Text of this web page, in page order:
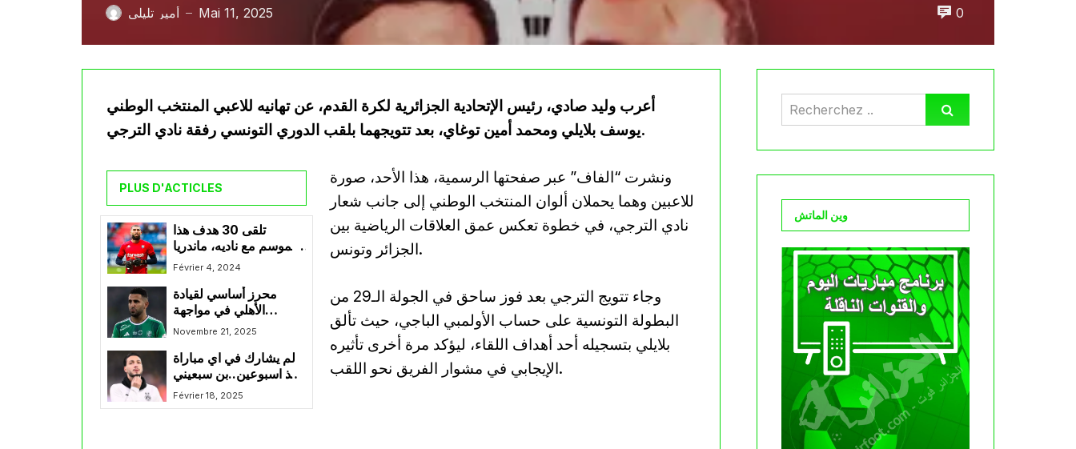
أمير تليلي — Mai 11, 2025 0
أعرب وليد صادي، رئيس الإتحادية الجزائرية لكرة القدم، عن تهانيه للاعبي المنتخب الوطني
يوسف بلايلي ومحمد أمين توغاي، بعد تتويجهما بلقب الدوري التونسي رفقة نادي الترجي.
PLUS D'ACTICLES
تلقى 30 هدف هذا
الموسم مع ناديه، ماندريا
في وضعية صعبة
Février 4, 2024
محرز أساسي لقيادة
الأهلي في مواجهة
القادسية
Novembre 21, 2025
لم يشارك في اي مباراة
منذ اسبوعين..بن سبعيني
يثير المخاوف قبل
موقعتي بوتسوانا
Février 18, 2025
ونشرت “الفاف” عبر صفحتها الرسمية، هذا الأحد، صورة
للاعبين وهما يحملان ألوان المنتخب الوطني إلى جانب شعار
نادي الترجي، في خطوة تعكس عمق العلاقات الرياضية بين
الجزائر وتونس.
وجاء تتويج الترجي بعد فوز ساحق في الجولة الـ29 من
البطولة التونسية على حساب الأولمبي الباجي، حيث تألق
بلايلي بتسجيله أحد أهداف اللقاء، ليؤكد مرة أخرى تأثيره
الإيجابي في مشوار الفريق نحو اللقب.
وين الماتش